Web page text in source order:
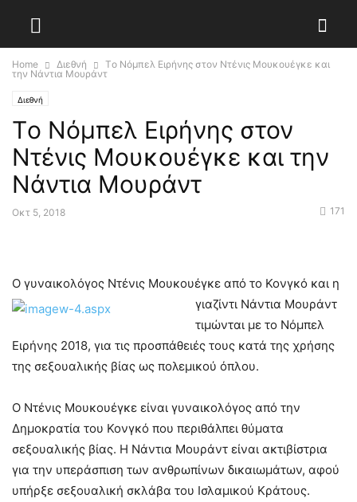
Home Διεθνή
Tο Νόμπελ Ειρήνης στον Ντένις Μουκουέγκε και
την Νάντια Μουράντ
Διεθνή
Tο Νόμπελ Ειρήνης στον
Ντένις Μουκουέγκε και την
Νάντια Μουράντ
Οκτ 5, 2018 171
Ο γυναικολόγος Ντένις Μουκουέγκε από το Κονγκό και η
γιαζίντι Νάντια Μουράντ
τιμώνται με το Νόμπελ
Ειρήνης 2018, για τις προσπάθειές τους κατά της χρήσης
της σεξουαλικής βίας ως πολεμικού όπλου.
Ο Ντένις Μουκουέγκε είναι γυναικολόγος από την
Δημοκρατία του Κονγκό που περιθάλπει θύματα
σεξουαλικής βίας. Η Νάντια Μουράντ είναι ακτιβίστρια
για την υπεράσπιση των ανθρωπίνων δικαιωμάτων, αφού
υπήρξε σεξουαλική σκλάβα του Ισλαμικού Κράτους.